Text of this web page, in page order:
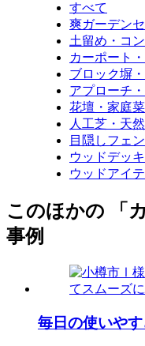
すべて
爽ガーデン
土留め・コ
カーポート
ブロック塀
アプローチ
花壇・家庭
人工芝・天
目隠しフェ
ウッドデッ
ウッドアイ
このほかの 「
事例
毎日の使いや